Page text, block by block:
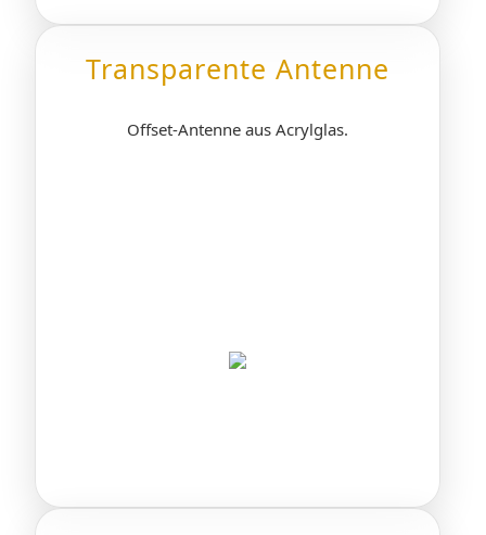
Transparente Antenne
Offset-Antenne aus Acrylglas.